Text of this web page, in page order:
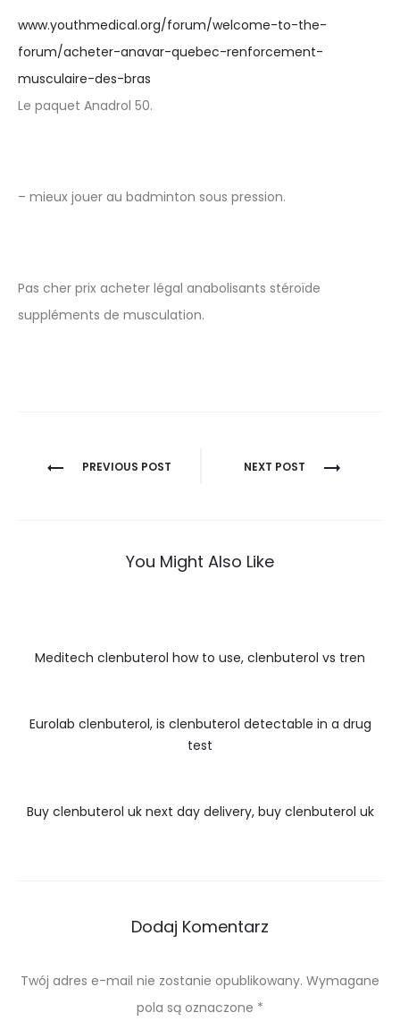
www.youthmedical.org/forum/welcome-to-the-
forum/acheter-anavar-quebec-renforcement-
musculaire-des-bras
Le paquet Anadrol 50.
– mieux jouer au badminton sous pression.
Pas cher prix acheter légal anabolisants stéroïde
suppléments de musculation.
Nawigacja
PREVIOUS POST NEXT POST
You Might Also Like
Meditech clenbuterol how to use, clenbuterol vs tren
Eurolab clenbuterol, is clenbuterol detectable in a drug
test
Buy clenbuterol uk next day delivery, buy clenbuterol uk
Dodaj Komentarz
Twój adres e-mail nie zostanie opublikowany. Wymagane
pola są oznaczone *